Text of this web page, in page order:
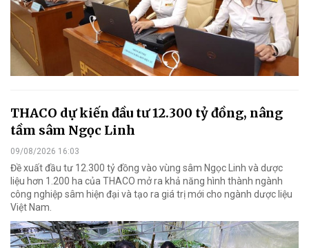
THACO dự kiến đầu tư 12.300 tỷ đồng, nâng
tầm sâm Ngọc Linh
09/08/2026 16:03
Đề xuất đầu tư 12.300 tỷ đồng vào vùng sâm Ngọc Linh và dược
liệu hơn 1.200 ha của THACO mở ra khả năng hình thành ngành
công nghiệp sâm hiện đại và tạo ra giá trị mới cho ngành dược liệu
Việt Nam.